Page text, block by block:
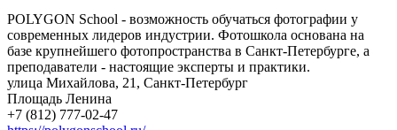
POLYGON School - возможность обучаться фотографии у
современных лидеров индустрии. Фотошкола основана на
базе крупнейшего фотопространства в Санкт-Петербурге, а
преподаватели - настоящие эксперты и практики.
улица Михайлова, 21, Санкт-Петербург
Площадь Ленина
+7 (812) 777-02-47